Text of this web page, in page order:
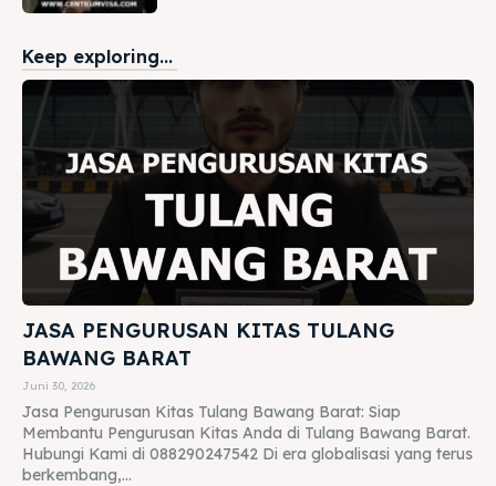
Keep exploring...
JASA PENGURUSAN KITAS TULANG
BAWANG BARAT
Juni 30, 2026
Jasa Pengurusan Kitas Tulang Bawang Barat: Siap
Membantu Pengurusan Kitas Anda di Tulang Bawang Barat.
Hubungi Kami di 088290247542 Di era globalisasi yang terus
berkembang,...